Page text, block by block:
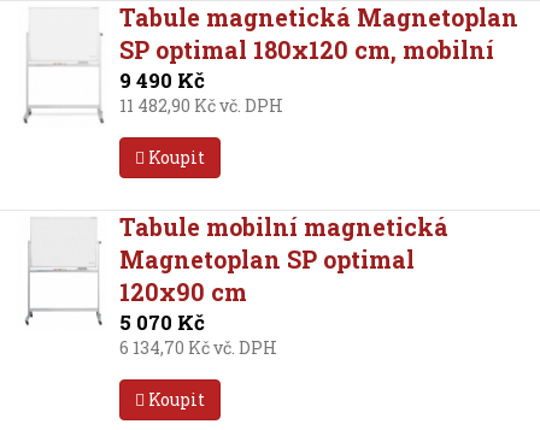
Tabule magnetická Magnetoplan
SP optimal 180x120 cm, mobilní
9 490 Kč
11 482,90 Kč vč. DPH
Koupit
Tabule mobilní magnetická
Magnetoplan SP optimal
120x90 cm
5 070 Kč
6 134,70 Kč vč. DPH
Koupit